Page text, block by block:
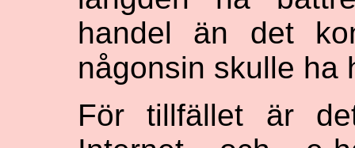
handel än det
någonsin skulle ha
För tillfället är